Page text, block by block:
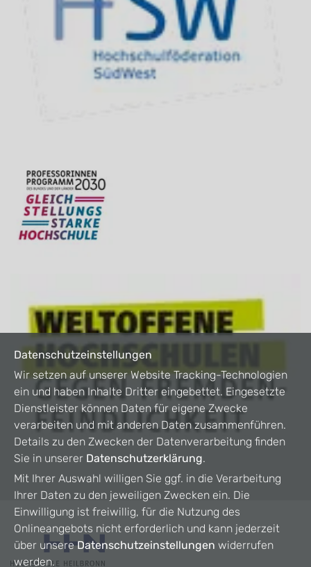
Datenschutzeinstellungen
Wir setzen auf unserer Website Tracking-Technologien
ein und haben Inhalte Dritter eingebettet. Eingesetzte
Dienstleister können Daten für eigene Zwecke
verarbeiten und mit anderen Daten zusammenführen.
Details zu den Zwecken der Datenverarbeitung finden
Sie in unserer Datenschutzerklärung.
Mit Ihrer Auswahl willigen Sie ggf. in die Verarbeitung
Ihrer Daten zu den jeweiligen Zwecken ein. Die
Einwilligung ist freiwillig, für die Nutzung des
Onlineangebots nicht erforderlich und kann jederzeit
über unsereDatenschutzeinstellungen widerrufen
werden.